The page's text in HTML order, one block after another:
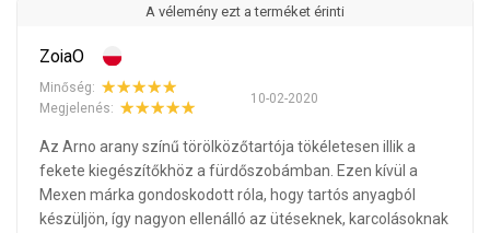
A vélemény ezt a terméket érinti
ZoiaO
10-02-2020
Minőség:
Megjelenés:
Az Arno arany színű törölközőtartója tökéletesen illik a
fekete kiegészítőkhöz a fürdőszobámban. Ezen kívül a
Mexen márka gondoskodott róla, hogy tartós anyagból
készüljön, így nagyon ellenálló az ütéseknek, karcolásoknak